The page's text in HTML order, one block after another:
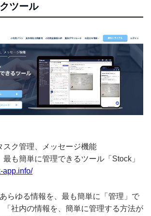
ツール
スク管理、メッセージ機能
も簡単に管理できるツール「Stock」
app.info/
らゆる情報を、最も簡単に「管理」で
「社内の情報を、簡単に管理する方法が